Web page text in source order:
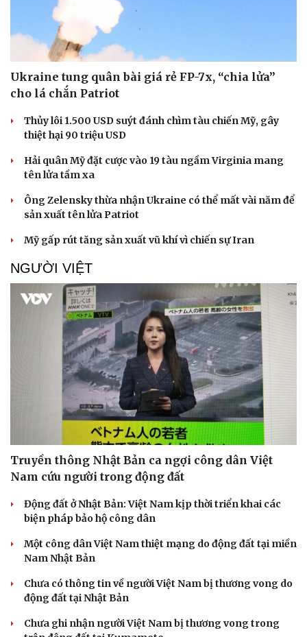
Pháp luật
Tin nóng
Tư vấn luật
Quân sự - Quốc phòng
Việt Nam
Ukraine tung quân bài giá rẻ FP-7x, “chia lửa”
cho lá chắn Patriot
Thủy lôi 1.500 USD suýt đánh chìm tàu chiến Mỹ, gây
thiệt hại 90 triệu USD
Hải quân Mỹ đặt cược vào 19 tàu ngầm Virginia mang
tên lửa tầm xa
Ông Zelensky thừa nhận Ukraine có thể mất vài năm để
sản xuất tên lửa Patriot
Mỹ gấp rút tăng sản xuất vũ khí vì chiến sự Iran
NGƯỜI VIỆT
Truyền thông Nhật Bản ca ngợi công dân Việt
Nam cứu người trong động đất
Động đất ở Nhật Bản: Việt Nam kịp thời triển khai các
biện pháp bảo hộ công dân
Một công dân Việt Nam thiệt mạng do động đất tại miền
Nam Nhật Bản
Chưa có thông tin về người Việt Nam bị thương vong do
động đất tại Nhật Bản
Chưa ghi nhận người Việt Nam bị thương vong trong